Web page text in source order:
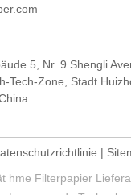
5, Nr. 9 Shengli
Tech-Zone, Stadt
|
hme Filterpapier